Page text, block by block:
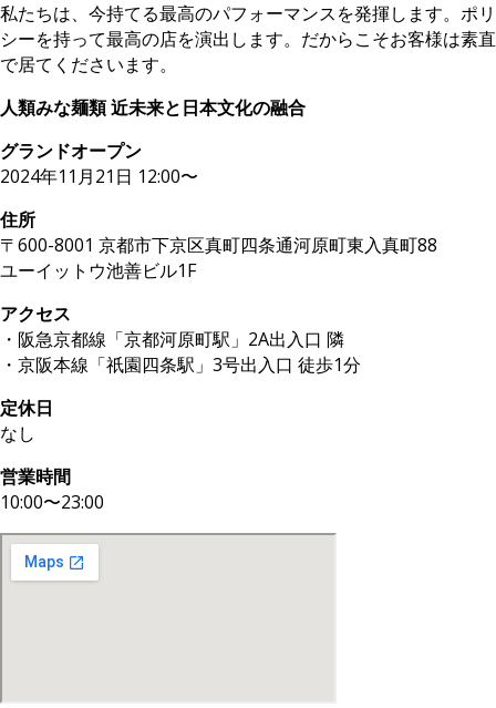
私たちは、今持てる最高のパフォーマンスを発揮します。ポリ
シーを持って最高の店を演出します。だからこそお客様は素直
で居てくださいます。
人類みな麺類 近未来と日本文化の融合
グランドオープン
2024年11月21日 12:00〜
住所
〒600-8001 京都市下京区真町四条通河原町東入真町88
ユーイットウ池善ビル1F
アクセス
・阪急京都線「京都河原町駅」2A出入口 隣
・京阪本線「祇園四条駅」3号出入口 徒歩1分
定休日
なし
営業時間
10:00〜23:00